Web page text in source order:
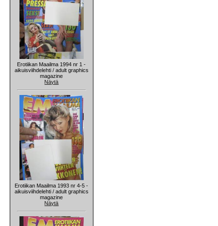
Erotiikan Maailma 1994 nr 1 -
aikuisviihdelehti / adult graphics
magazine
Näytä
Erotiikan Maailma 1993 nr 4-5 -
aikuisviihdelehti / adult graphics
magazine
Näytä